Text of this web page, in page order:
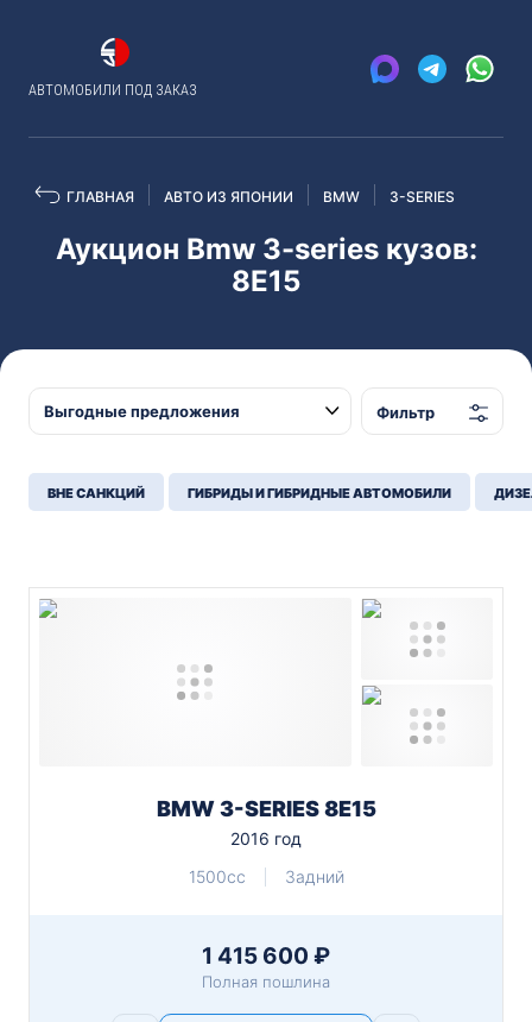
АВТОМОБИЛИ ПОД ЗАКАЗ
ГЛАВНАЯ АВТО ИЗ ЯПОНИИ BMW 3-SERIES
Аукцион Bmw 3-series кузов:
8E15
Фильтр
ВНЕ САНКЦИЙ ГИБРИДЫ И ГИБРИДНЫЕ АВТОМОБИЛИ
BMW 3-SERIES 8E15
2016 год
1500cc
Задний
1 415 600 ₽
Полная пошлина